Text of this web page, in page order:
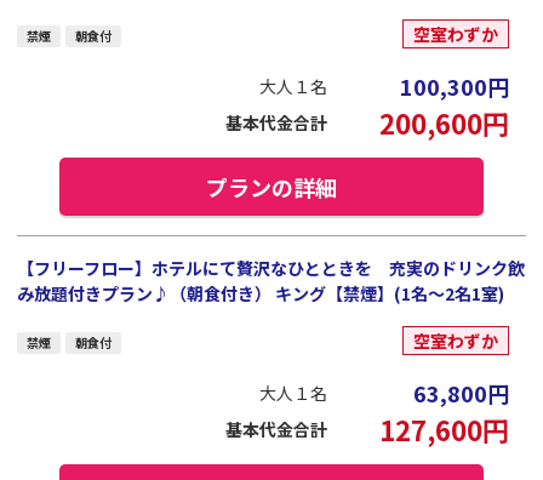
禁煙 朝食付 空室わずか
大人１名 100,300円
基本代金合計 200,600円
プランの詳細
【フリーフロー】ホテルにて贅沢なひとときを 充実のドリンク飲
み放題付きプラン♪（朝食付き） キング【禁煙】(1名～2名1室)
禁煙 朝食付 空室わずか
大人１名 63,800円
基本代金合計 127,600円